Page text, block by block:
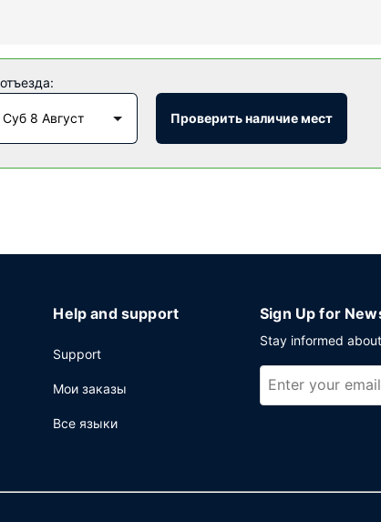
доступ в интернет и банкетный зал.
Этот отель также предлагает гостям
плату предлагается завтрак (полный): по
Суб 8 Август Проверить наличие мест
Help and support
Support
Мои заказы
Все языки
Sign Up for
Stay informed